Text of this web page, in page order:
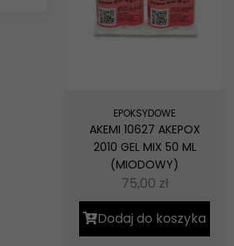
EPOKSYDOWE
AKEMI 10627 AKEPOX
2010 GEL MIX 50 ML
(MIODOWY)
75,00 zł
Dodaj do koszyka